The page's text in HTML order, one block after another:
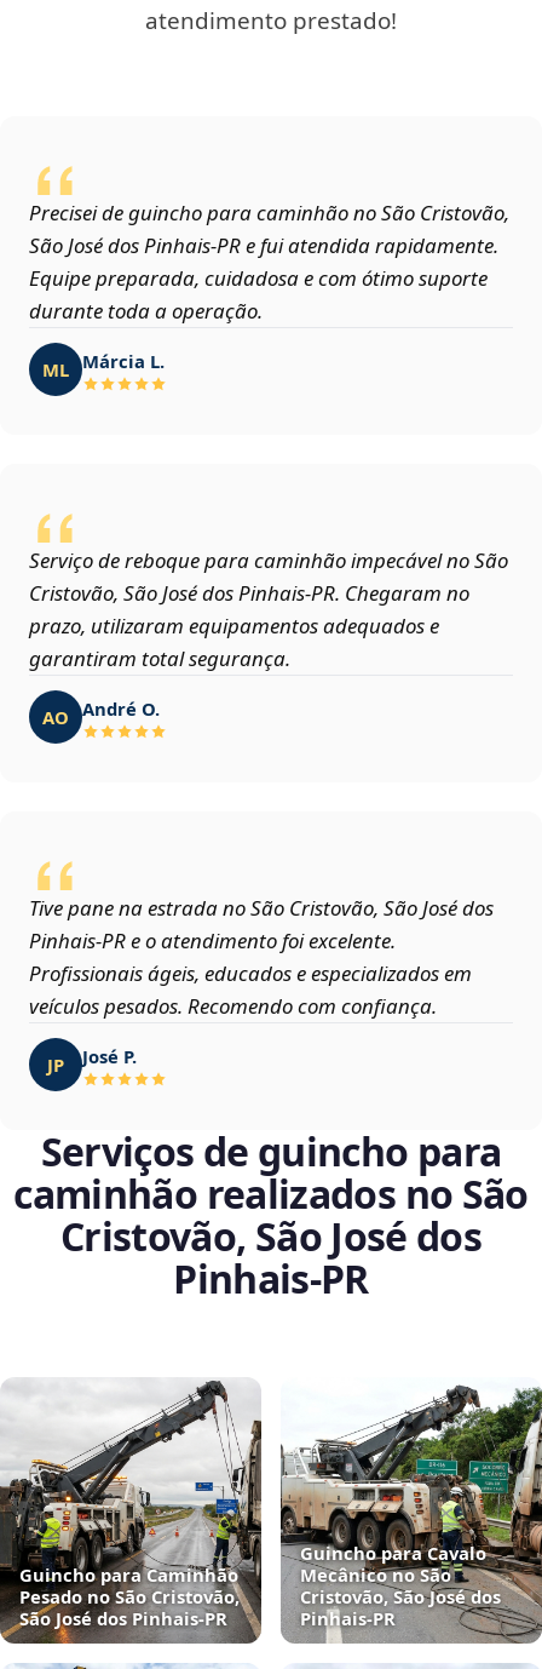
atendimento prestado!
Precisei de guincho para caminhão no São Cristovão,
São José dos Pinhais‑PR e fui atendida rapidamente.
Equipe preparada, cuidadosa e com ótimo suporte
durante toda a operação.
ML Márcia L.
Serviço de reboque para caminhão impecável no São
Cristovão, São José dos Pinhais‑PR. Chegaram no
prazo, utilizaram equipamentos adequados e
garantiram total segurança.
AO André O.
Tive pane na estrada no São Cristovão, São José dos
Pinhais‑PR e o atendimento foi excelente.
Profissionais ágeis, educados e especializados em
veículos pesados. Recomendo com confiança.
JP José P.
Serviços de guincho para
caminhão realizados no São
Cristovão, São José dos
Pinhais‑PR
Guincho para Caminhão
Pesado no São Cristovão,
São José dos Pinhais‑PR
Guincho para Cavalo
Mecânico no São
Cristovão, São José dos
Pinhais‑PR